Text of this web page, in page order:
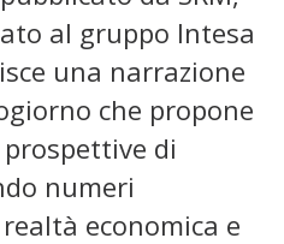
al gruppo Intesa
una narrazione
che propone
di
numeri
economica e